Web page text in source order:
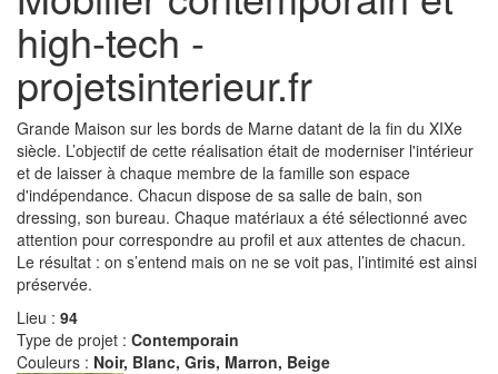
high-tech -
projetsinterieur.fr
Grande Maison sur les bords de Marne datant de la fin du XIXe
siècle. L’objectif de cette réalisation était de moderniser l'intérieur
et de laisser à chaque membre de la famille son espace
d'indépendance. Chacun dispose de sa salle de bain, son
dressing, son bureau. Chaque matériaux a été sélectionné avec
attention pour correspondre au profil et aux attentes de chacun.
Le résultat : on s’entend mais on ne se voit pas, l’intimité est ainsi
préservée.
Lieu : 94
Type de projet : Contemporain
Couleurs : Noir, Blanc, Gris, Marron, Beige